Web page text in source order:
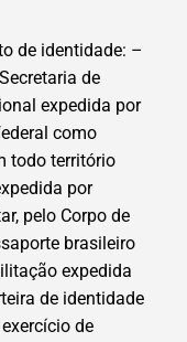
de identidade: –
de
expedida por
como
todo território
por
pelo Corpo de
brasileiro
expedida
de identidade
de